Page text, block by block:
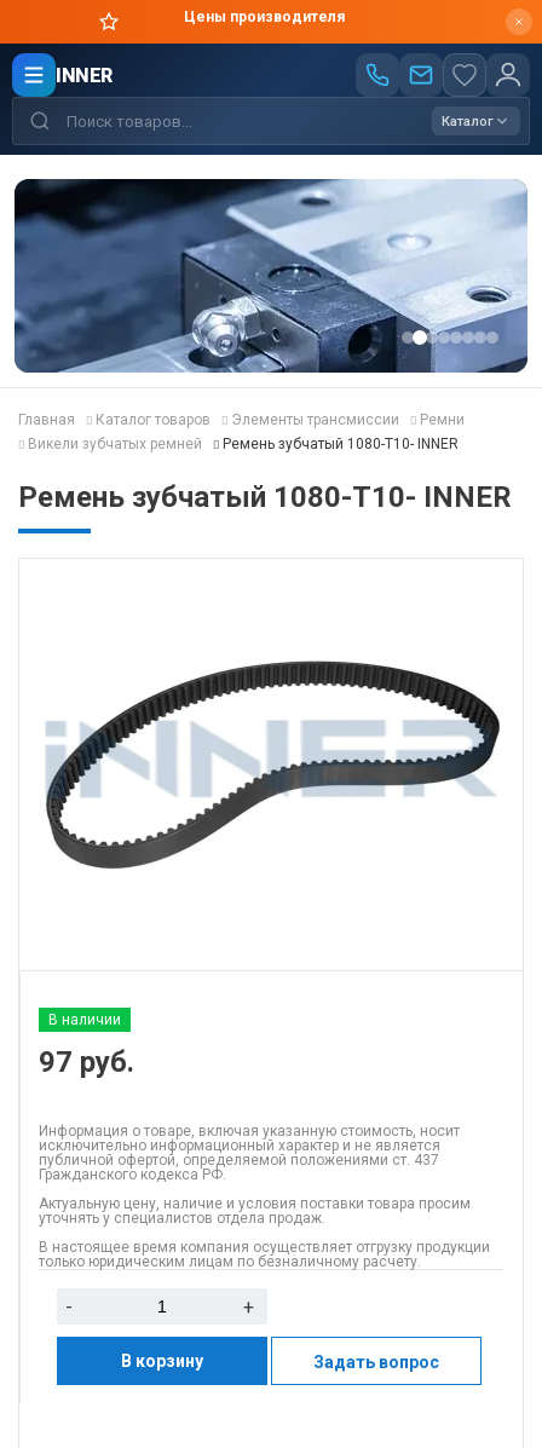
Цены производителя
INNER
Каталог
Главная Каталог товаров Элементы трансмиссии
Ремни
Викели зубчатых ремней
Ремень зубчатый 1080-T10- INNER
Ремень зубчатый 1080-T10- INNER
В наличии
97 руб.
Информация о товаре, включая указанную стоимость, носит
исключительно информационный характер и не является
публичной офертой, определяемой положениями ст. 437
Гражданского кодекса РФ.
Актуальную цену, наличие и условия поставки товара просим
уточнять у специалистов отдела продаж.
В настоящее время компания осуществляет отгрузку продукции
только юридическим лицам по безналичному расчету.
- +
В корзину Задать вопрос